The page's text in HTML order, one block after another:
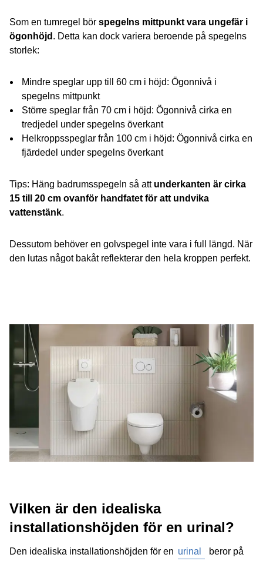
Som en tumregel bör spegelns mittpunkt vara ungefär i
ögonhöjd . Detta kan dock variera beroende på spegelns
storlek:
Mindre speglar upp till 60 cm i höjd: Ögonnivå i
spegelns mittpunkt
Större speglar från 70 cm i höjd: Ögonnivå cirka en
tredjedel under spegelns överkant
Helkroppsspeglar från 100 cm i höjd: Ögonnivå cirka en
fjärdedel under spegelns överkant
Tips: Häng badrumsspegeln så att underkanten är cirka
15 till 20 cm ovanför handfatet för att undvika
vattenstänk.
Dessutom behöver en golvspegel inte vara i full längd. När
den lutas något bakåt reflekterar den hela kroppen perfekt.
Vilken är den idealiska
installationshöjden för en urinal?
Den idealiska installationshöjden för en urinal
beror på